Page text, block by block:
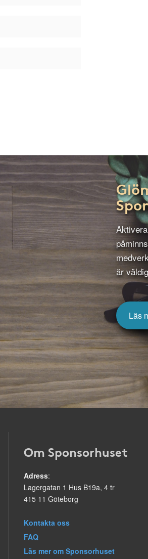
är
Läs
Om Sponsorhuset
Adress:
Lagergatan 1 Hus B19a, 4 tr
415 11 Göteborg
Kontakta oss
FAQ
Läs mer om Sponsorhuset